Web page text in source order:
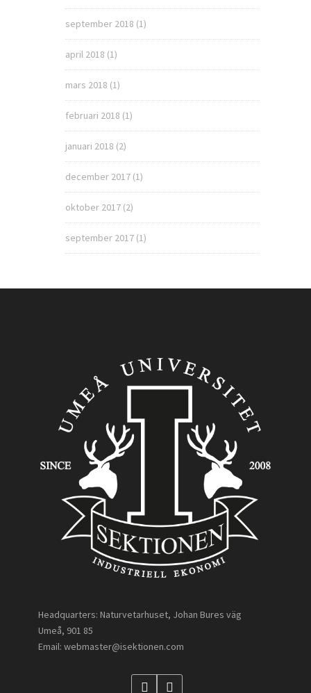
september 2018 (1)
april 2018 (1)
mars 2018 (1)
februari 2018 (1)
januari 2018 (2)
december 2017 (1)
oktober 2017 (2)
september 2017 (1)
Headquarters: Naturvetarhuset, Johan Bures väg
Umeå, 901 85
Email: webmaster@isektionen.com